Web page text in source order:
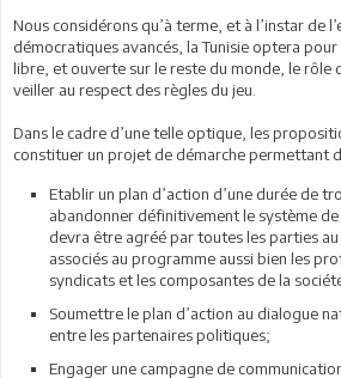
Nous considérons qu’à terme, et à l’instar de
démocratiques avancés, la Tunisie optera
libre, et ouverte sur le reste du monde, le rôle
veiller au respect des règles du jeu.
Dans le cadre d’une telle optique, les
constituer un projet de démarche permettant
Etablir un plan d’action d’une durée de
abandonner définitivement le système
devra être agréé par toutes les parties
associés au programme aussi bien les
syndicats et les composantes de la
Soumettre le plan d’action au dialogue
entre les partenaires politiques;
Engager une campagne de